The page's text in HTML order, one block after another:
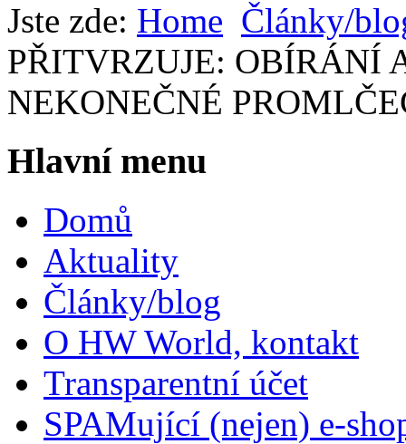
Jste zde: Home Články/
PŘITVRZUJE: OBÍRÁNÍ
NEKONEČNÉ
Hlavní menu
Domů
Aktuality
Články/blog
O HW World, kontakt
Transparentní účet
SPAMující (nejen) e-